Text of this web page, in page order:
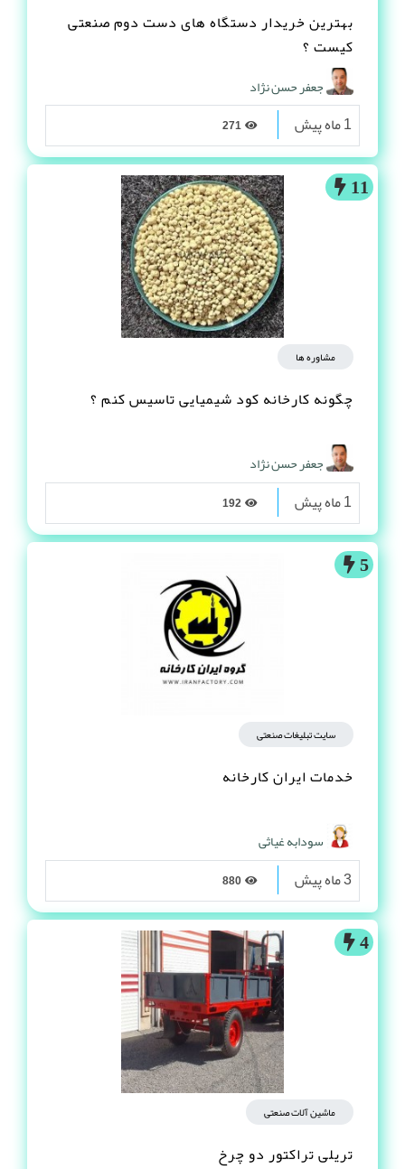
بهترین خریدار دستگاه های دست دوم صنعتی
کیست ؟
جعفر حسن نژاد
1 ماه پیش
11
مشاوره ها
چگونه کارخانه کود شیمیایی تاسیس کنم ؟
جعفر حسن نژاد
1 ماه پیش
5
سایت تبلیغات صنعتی
خدمات ایران کارخانه
سودابه غیاثی
3 ماه پیش
4
ماشین آلات صنعتی
تریلی تراکتور دو چرخ